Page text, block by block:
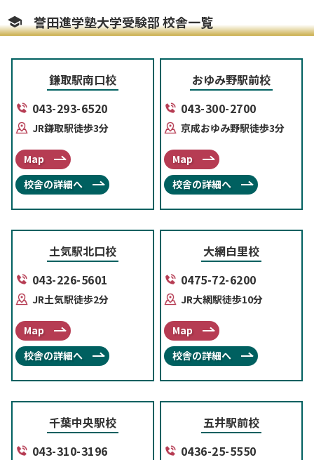
誉田進学塾大学受験部 校舎一覧
鎌取駅南口校
043-293-6520
JR鎌取駅徒歩3分
Map
校舎の詳細へ
おゆみ野駅前校
043-300-2700
京成おゆみ野駅徒歩3分
Map
校舎の詳細へ
土気駅北口校
043-226-5601
JR土気駅徒歩2分
Map
校舎の詳細へ
大網白里校
0475-72-6200
JR大網駅徒歩10分
Map
校舎の詳細へ
千葉中央駅校
043-310-3196
五井駅前校
0436-25-5550